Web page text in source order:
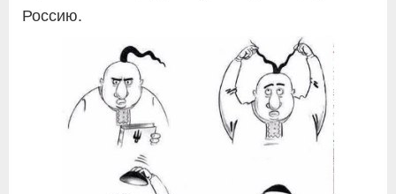
Россию.